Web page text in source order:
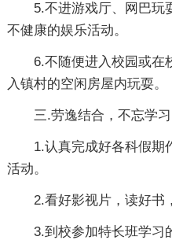
5.不进游戏厅、网巴玩
不健康的娱乐活动。
6.不随便进入校园或在
入镇村的空闲房屋内玩耍。
三.劳逸结合，不忘学习
1.认真完成好各科假期
活动。
2.看好影视片，读好书
3.到校参加特长班学习